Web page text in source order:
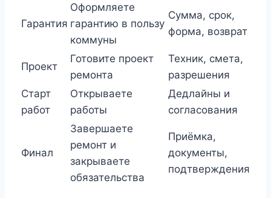
Гарантия
Оформляете
гарантию в пользу
коммуны
Сумма, срок,
форма, возврат
Проект
Готовите проект
ремонта
Техник, смета,
разрешения
Старт
работ
Открываете
работы
Дедлайны и
согласования
Финал
Завершаете
ремонт и
закрываете
обязательства
Приёмка,
документы,
подтверждения